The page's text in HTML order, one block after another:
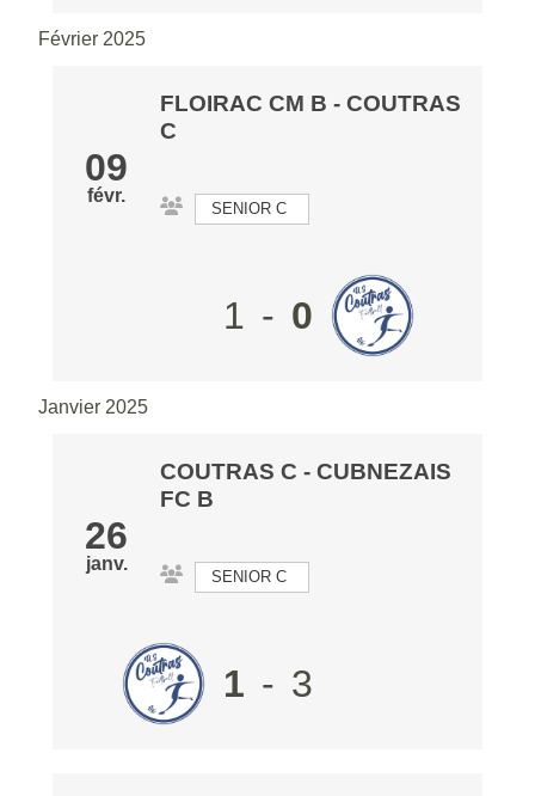
Février 2025
09
févr.
FLOIRAC CM B - COUTRAS
C
SENIOR C
1 - 0
Janvier 2025
26
janv.
COUTRAS C - CUBNEZAIS
FC B
SENIOR C
1 - 3